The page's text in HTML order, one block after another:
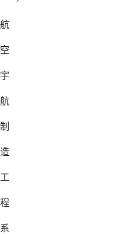
航
空
宇
航
制
造
工
程
系